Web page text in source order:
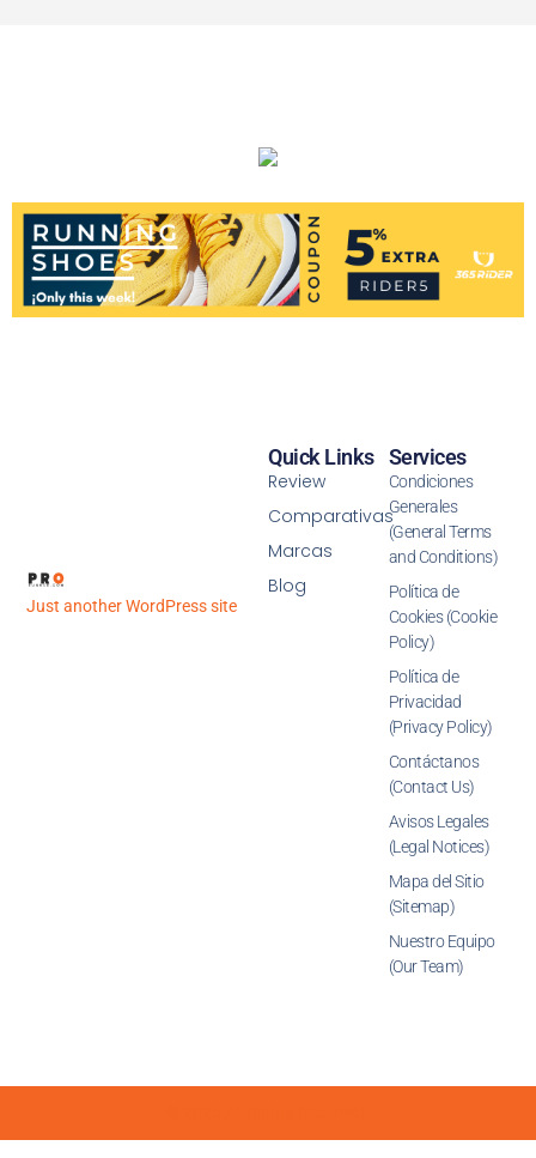
Just another WordPress site
Services
Condiciones
Generales
(General Terms
and Conditions)
Política de
Cookies (Cookie
Policy)
Política de
Privacidad
(Privacy Policy)
Contáctanos
(Contact Us)
Avisos Legales
(Legal Notices)
Mapa del Sitio
(Sitemap)
Nuestro Equipo
(Our Team)
Quick Links
Review
Comparativas
Marcas
Blog